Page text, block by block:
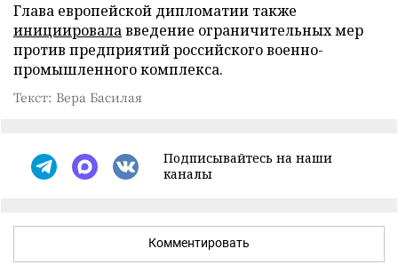
Глава европейской дипломатии также
инициировалавведение ограничительных мер
против предприятий российского военно-
промышленного комплекса.
Текст: Вера Басилая
Подписывайтесь на наши
каналы
Комментировать